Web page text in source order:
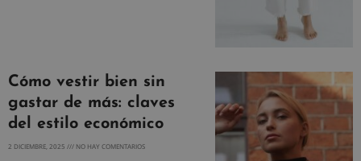
Cómo vestir bien sin
gastar de más: claves
del estilo económico
2 DICIEMBRE, 2025 NO HAY COMENTARIOS